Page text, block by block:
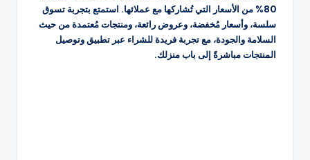
80% من الأسعار التي تُشاركها مع عملائها. استمتع بتجربة تسوق
سلسة، وأسعار مُخفضة، وعروض رائعة، ومنتجات مُعتمدة من حيث
السلامة والجودة، مع تجربة فريدة للشراء عبر تطبيق وتوصيل
المنتجات مباشرةً إلى باب منزلك.